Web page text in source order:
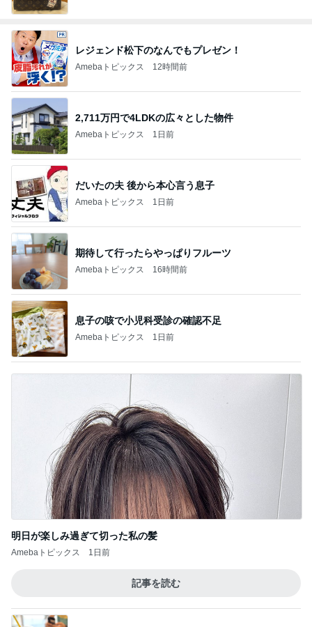
レジェンド松下のなんでもプレゼン！
Amebaトピックス 12時間前
2,711万円で4LDKの広々とした物件
Amebaトピックス 1日前
だいたの夫 後から本心言う息子
Amebaトピックス 1日前
期待して行ったらやっぱりフルーツ
Amebaトピックス 16時間前
息子の咳で小児科受診の確認不足
Amebaトピックス 1日前
明日が楽しみ過ぎて切った私の髪
Amebaトピックス 1日前
記事を読む